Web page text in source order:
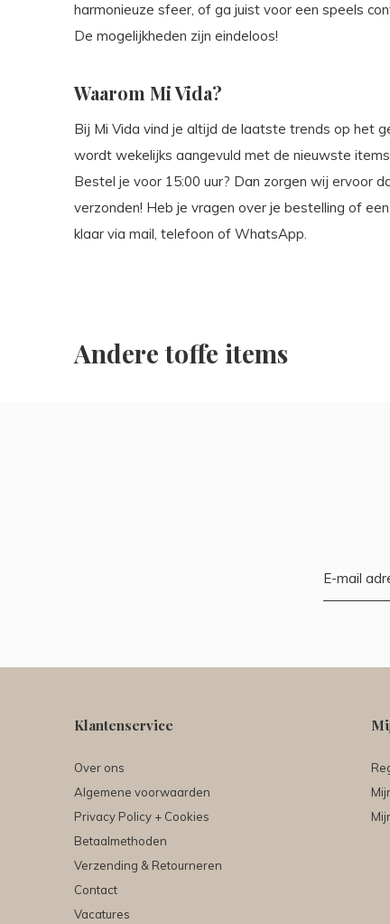
harmonieuze sfeer, of ga juist voor een speels
De mogelijkheden zijn eindeloos!
Waarom Mi Vida?
Bij Mi Vida vind je altijd de laatste trends op het
wordt wekelijks aangevuld met de nieuwste
Bestel je voor 15:00 uur? Dan zorgen wij ervoor
verzonden! Heb je vragen over je bestelling of
klaar via mail, telefoon of WhatsApp.
Andere toffe items
Klantenservice
Over ons
Algemene voorwaarden
Privacy Policy + Cookies
Betaalmethoden
Verzending & Retourneren
Contact
Vacatures